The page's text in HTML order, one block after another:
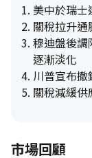
美中於瑞
關稅拉升
穆迪盤後調
逐漸淡化
川普宣布
關稅減緩
市場回顧